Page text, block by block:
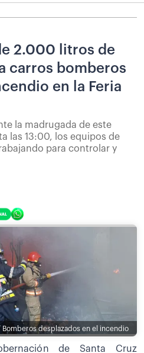
2.000 litros de
carros bomberos
en la Feria
la madrugada de este
las 13:00, los equipos de
para controlar y
Bomberos desplazados en el incendio
de Santa Cruz